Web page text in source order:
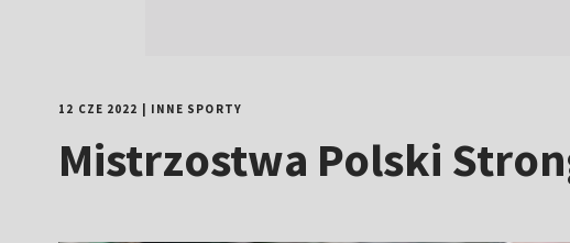
12 CZE 2022 INNE SPORTY
Mistrzostwa Polski